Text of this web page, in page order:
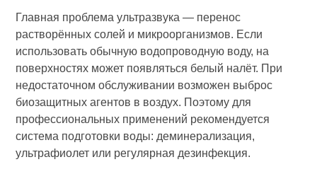
Главная проблема ультразвука — перенос
растворённых солей и микроорганизмов. Если
использовать обычную водопроводную воду, на
поверхностях может появляться белый налёт. При
недостаточном обслуживании возможен выброс
биозащитных агентов в воздух. Поэтому для
профессиональных применений рекомендуется
система подготовки воды: деминерализация,
ультрафиолет или регулярная дезинфекция.